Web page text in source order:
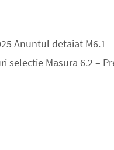
Anuntul detaiat
selectie Masura 6.2 –